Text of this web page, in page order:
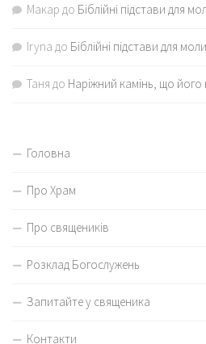
Макар до Біблійні підстави для
Iryna до Біблійні підстави для
Таня до Наріжний камінь, що його
Головна
Про Храм
Про священиків
Розклад Богослужень
Запитайте у священика
Контакти